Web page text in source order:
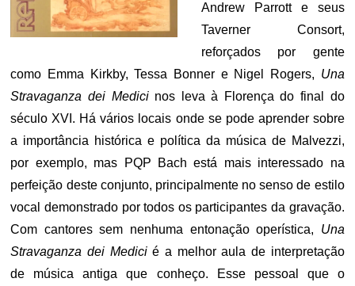
Andrew Parrott e seus
Taverner Consort,
reforçados por gente
como Emma Kirkby, Tessa Bonner e Nigel Rogers, Una
Stravaganza dei Medicinos leva à Florença do final do
século XVI. Há vários locais onde se pode aprender sobre
a importância histórica e política da música de Malvezzi,
por exemplo, mas PQP Bach está mais interessado na
perfeição deste conjunto, principalmente no senso de estilo
vocal demonstrado por todos os participantes da gravação.
Com cantores sem nenhuma entonação operística, Una
Stravaganza dei Medicié a melhor aula de interpretação
de música antiga que conheço. Esse pessoal que o